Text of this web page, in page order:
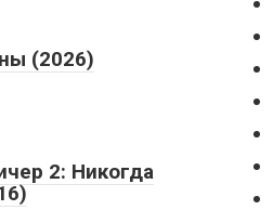
(2026)
2: Никогда